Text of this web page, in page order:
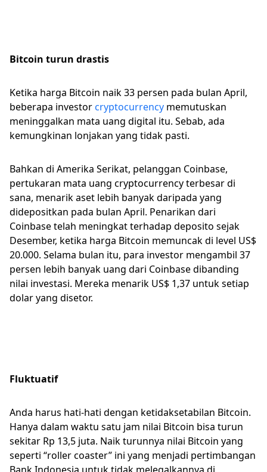
Bitcoin turun drastis
Ketika harga Bitcoin naik 33 persen pada bulan April,
beberapa investorcryptocurrency memutuskan
meninggalkan mata uang digital itu. Sebab, ada
kemungkinan lonjakan yang tidak pasti.
Bahkan di Amerika Serikat, pelanggan Coinbase,
pertukaran mata uang cryptocurrency terbesar di
sana, menarik aset lebih banyak daripada yang
didepositkan pada bulan April. Penarikan dari
Coinbase telah meningkat terhadap deposito sejak
Desember, ketika harga Bitcoin memuncak di level US$
20.000. Selama bulan itu, para investor mengambil 37
persen lebih banyak uang dari Coinbase dibanding
nilai investasi. Mereka menarik US$ 1,37 untuk setiap
dolar yang disetor.
Fluktuatif
Anda harus hati-hati dengan ketidaksetabilan Bitcoin.
Hanya dalam waktu satu jam nilai Bitcoin bisa turun
sekitar Rp 13,5 juta. Naik turunnya nilai Bitcoin yang
seperti “roller coaster” ini yang menjadi pertimbangan